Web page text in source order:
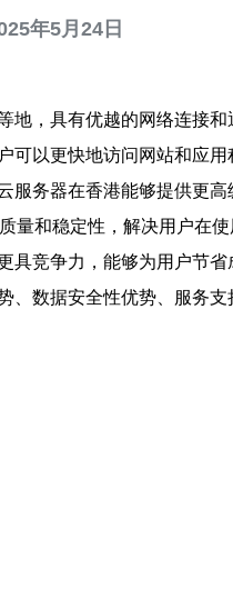
年5月24日
，具有优越的网络连接和
以更快地访问网站和应用
务器在香港能够提供更高
和稳定性，解决用户在使
竞争力，能够为用户节省
数据安全性优势、服务